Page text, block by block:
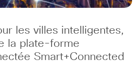
les villes intelligentes,
la plate-forme
Smart+Connected